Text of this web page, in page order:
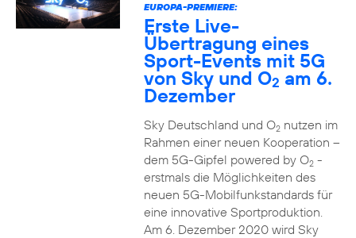
EUROPA-PREMIERE:
Erste Live-
Übertragung eines
Sport-Events mit 5G
von Sky und O2 am 6.
Dezember
Sky Deutschland und O2nutzen im
Rahmen einer neuen Kooperation –
dem 5G-Gipfel powered by O2-
erstmals die Möglichkeiten des
neuen 5G-Mobilfunkstandards für
eine innovative Sportproduktion.
Am 6. Dezember 2020 wird Sky